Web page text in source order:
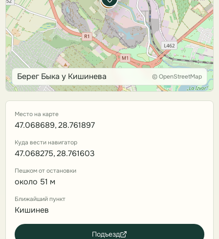
Берег Быка у Кишинева © OpenStreetMap
Место на карте
47.068689, 28.761897
Куда вести навигатор
47.068275, 28.761603
Пешком от остановки
около 51 м
Ближайший пункт
Кишинев
Подъезд